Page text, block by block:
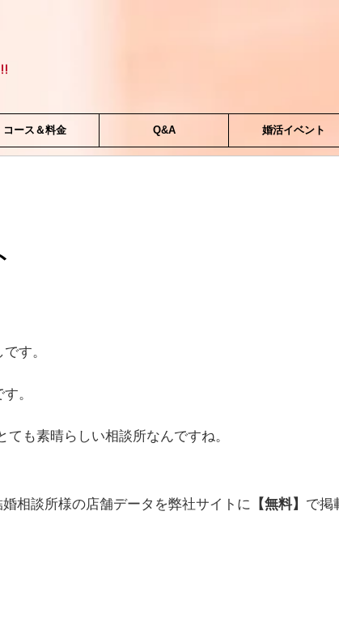
コース＆料金 Q&A 婚活イベント
す。
。
も素晴らしい相談所なんですね。
相談所様の店舗データを弊社サイトに 【無料】 で掲